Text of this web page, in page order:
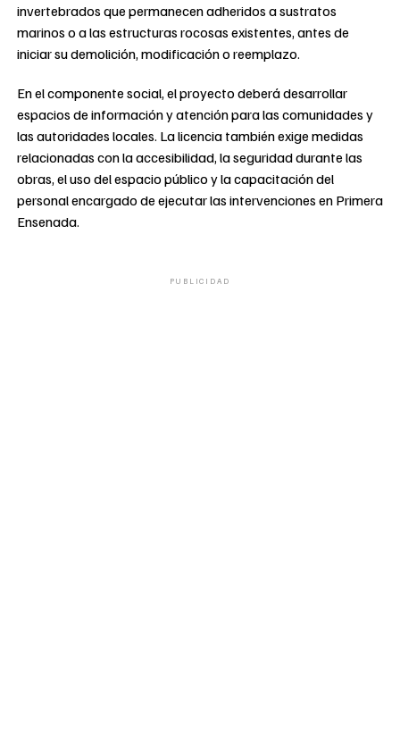
invertebrados que permanecen adheridos a sustratos
marinos o a las estructuras rocosas existentes, antes de
iniciar su demolición, modificación o reemplazo.
En el componente social, el proyecto deberá desarrollar
espacios de información y atención para las comunidades y
las autoridades locales. La licencia también exige medidas
relacionadas con la accesibilidad, la seguridad durante las
obras, el uso del espacio público y la capacitación del
personal encargado de ejecutar las intervenciones en Primera
Ensenada.
PUBLICIDAD